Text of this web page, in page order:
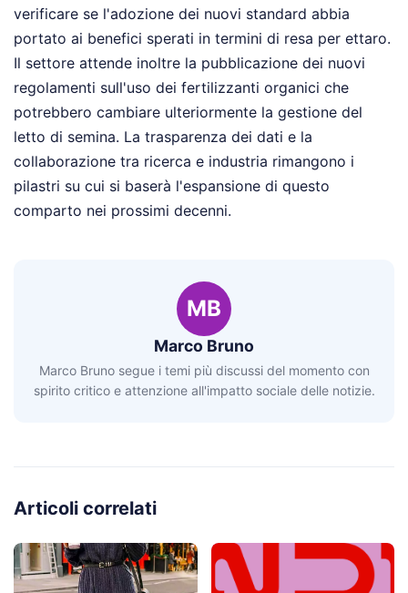
verificare se l'adozione dei nuovi standard abbia
portato ai benefici sperati in termini di resa per ettaro.
Il settore attende inoltre la pubblicazione dei nuovi
regolamenti sull'uso dei fertilizzanti organici che
potrebbero cambiare ulteriormente la gestione del
letto di semina. La trasparenza dei dati e la
collaborazione tra ricerca e industria rimangono i
pilastri su cui si baserà l'espansione di questo
comparto nei prossimi decenni.
MB
Marco Bruno
Marco Bruno segue i temi più discussi del momento con
spirito critico e attenzione all'impatto sociale delle notizie.
Articoli correlati